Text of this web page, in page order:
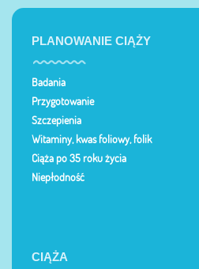
PLANOWANIE CIĄŻY
Badania
Przygotowanie
Szczepienia
Witaminy, kwas foliowy, folik
Ciąża po 35 roku życia
Niepłodność
CIĄŻA